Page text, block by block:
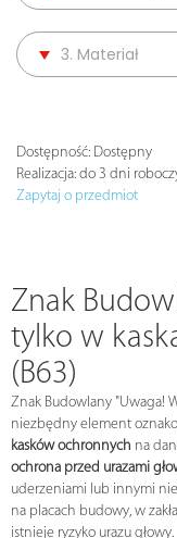
3. Materiał
Dostępność: Dostępny
Realizacja: do 3 dni
Zapytaj o przedmiot
Znak
tylko w
(B63)
Znak Budowlany "Uwaga!
niezbędny element
kasków ochronnych na
ochrona przed urazami
uderzeniami lub innymi
na placach budowy, w
istnieje ryzyko urazu głowy.